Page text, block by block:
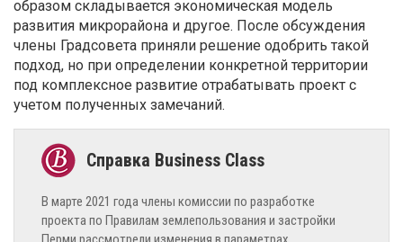
образом складывается экономическая модель
развития микрорайона и другое. После обсуждения
члены Градсовета приняли решение одобрить такой
подход, но при определении конкретной территории
под комплексное развитие отрабатывать проект с
учетом полученных замечаний.
В марте 2021 года члены комиссии по разработке
проекта по Правилам землепользования и застройки